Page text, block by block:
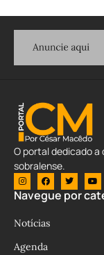
O portal dedicado a
sobralense.
Navegue por
Notícias
Agenda